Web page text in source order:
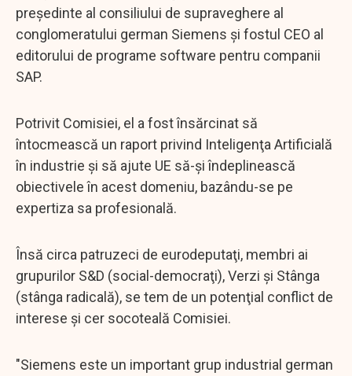
preşedinte al consiliului de supraveghere al
conglomeratului german Siemens şi fostul CEO al
editorului de programe software pentru companii
SAP.
Potrivit Comisiei, el a fost însărcinat să
întocmească un raport privind Inteligenţa Artificială
în industrie şi să ajute UE să-şi îndeplinească
obiectivele în acest domeniu, bazându-se pe
expertiza sa profesională.
Însă circa patruzeci de eurodeputaţi, membri ai
grupurilor S&D (social-democraţi), Verzi şi Stânga
(stânga radicală), se tem de un potenţial conflict de
interese şi cer socoteală Comisiei.
"Siemens este un important grup industrial german